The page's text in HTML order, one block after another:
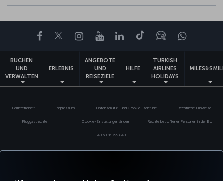
Facebook
TwitterInstagram
YouTubeLinkedIn
TikTokBlog
BUCHEN
UND
VERWALTEN
ERLEBNIS
ANGEBOTE
UND
REISEZIELE
HILFE
TURKISH
AIRLINES
HOLIDAYS
Barrierefreiheit Impressum Datenschutz- und Cookie-Richtlinie Rechtliche Hinweise
Fluggastrechte Cookie-Einstellungen ändern Rechte betroffener Personen in der EU
49 69 86 799 849